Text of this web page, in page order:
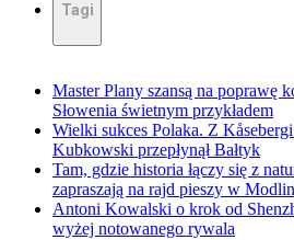
Tagi
Master Plany szansą na poprawę
Słowenia świetnym przykładem
Wielki sukces Polaka. Z
Kubkowski przepłynął Bałtyk
Tam, gdzie historia łączy się z
zapraszają na rajd pieszy w
Antoni Kowalski o krok od
wyżej notowanego rywala